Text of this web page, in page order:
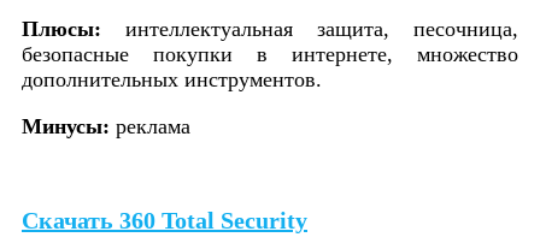
Плюсы: интеллектуальная защита, песочница,
безопасные покупки в интернете, множество
дополнительных инструментов.
Минусы: реклама
Скачать 360 Total Security